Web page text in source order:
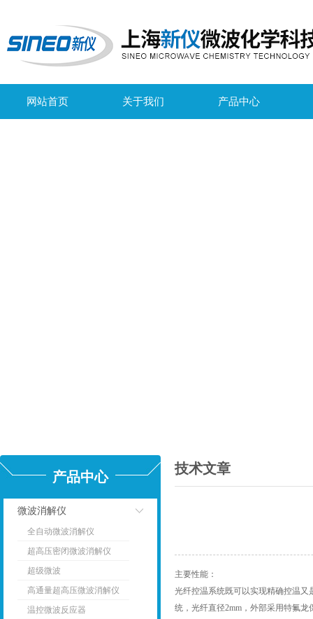
网站首页 关于我们 产品中心
产品中心
微波消解仪
全自动微波消解仪
超高压密闭微波消解仪
超级微波
高通量超高压微波消解仪
温控微波反应器
技术文章
主要性能：
光纤控温系统既可以实现精确控温
统，光纤直径2mm，外部采用特氟